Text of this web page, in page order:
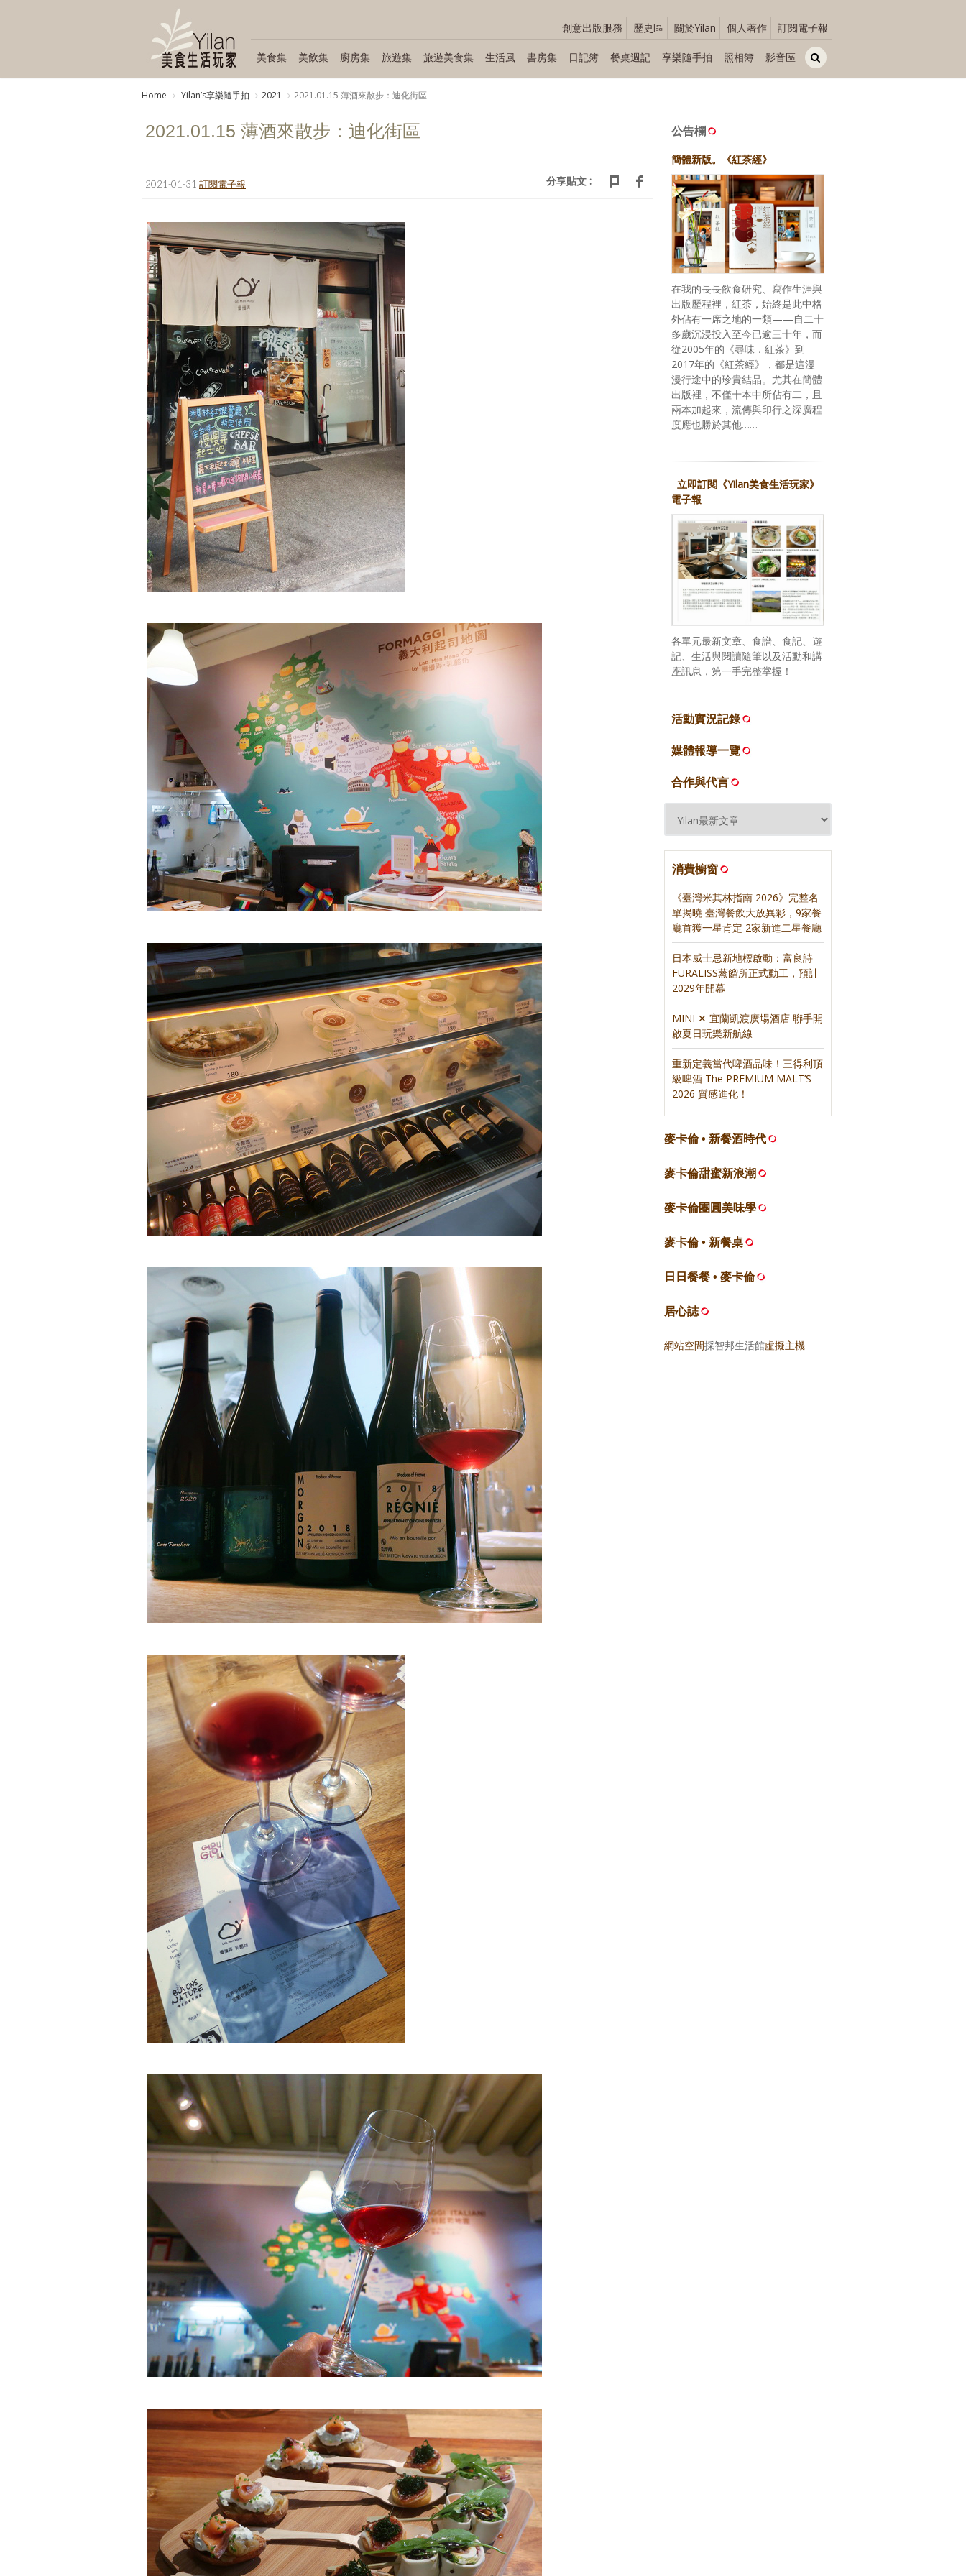
創意出版服務 歷史區 關於Yilan 個人著作 訂閱電子報
美食集 美飲集 廚房集 旅遊集 旅遊美食集 生活風 書房集 日記簿 餐桌週記 享樂隨手拍 照相簿 影音區
Home Yilanʼs享樂隨手拍 2021 2021.01.15 薄酒來散步：迪化街區
2021.01.15 薄酒來散步：迪化街區
2021-01-31 訂閱電子報 分享貼文 :
公告欄
簡體新版。《紅茶經》
在我的長長飲食研究、寫作生涯與
出版歷程裡，紅茶，始終是此中格
外佔有一席之地的一類——自二十
多歲沉浸投入至今已逾三十年，而
從2005年的《尋味．紅茶》到
2017年的《紅茶經》，都是這漫
漫行途中的珍貴結晶。尤其在簡體
出版裡，不僅十本中所佔有二，且
兩本加起來，流傳與印行之深廣程
度應也勝於其他……
立即訂閱《Yilan美食生活玩家》
電子報
各單元最新文章、食譜、食記、遊
記、生活與閱讀隨筆以及活動和講
座訊息，第一手完整掌握！
活動實況記錄
媒體報導一覽
合作與代言
消費櫥窗
《臺灣米其林指南 2026》完整名
單揭曉 臺灣餐飲大放異彩，9家餐
廳首獲一星肯定 2家新進二星餐廳
日本威士忌新地標啟動：富良詩
FURALISS蒸餾所正式動工，預計
2029年開幕
MINI ✕ 宜蘭凱渡廣場酒店 聯手開
啟夏日玩樂新航線
重新定義當代啤酒品味！三得利頂
級啤酒 The PREMIUM MALT’S
2026 質感進化！
麥卡倫 • 新餐酒時代
麥卡倫甜蜜新浪潮
麥卡倫團圓美味學
麥卡倫 • 新餐桌
日日餐餐 • 麥卡倫
居心誌
網站空間採智邦生活館虛擬主機